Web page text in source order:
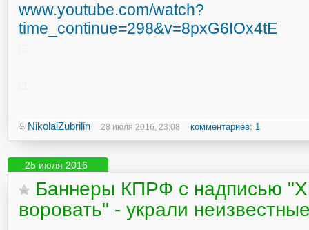
www.youtube.com/watch?
time_continue=298&v=8pxG6IOx4tE
NikolaiZubrilin 28 июля 2016, 23:08 комментариев: 1
25 июля 2016
Баннеры КПРФ с надписью
воровать" - украли